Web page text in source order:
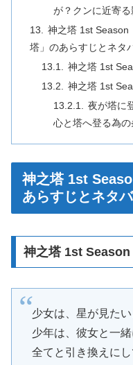
が？クンに近寄る
神之塔 1st Season
塔」のあらすじとネタ
神之塔 1st
神之塔 1st
夜が塔に
心と塔へ登る為の
神之塔 1st
あらすじとネタ
神之塔 1st Season
少女は、星が見たい
少年は、彼女と一
全てと引き換えに